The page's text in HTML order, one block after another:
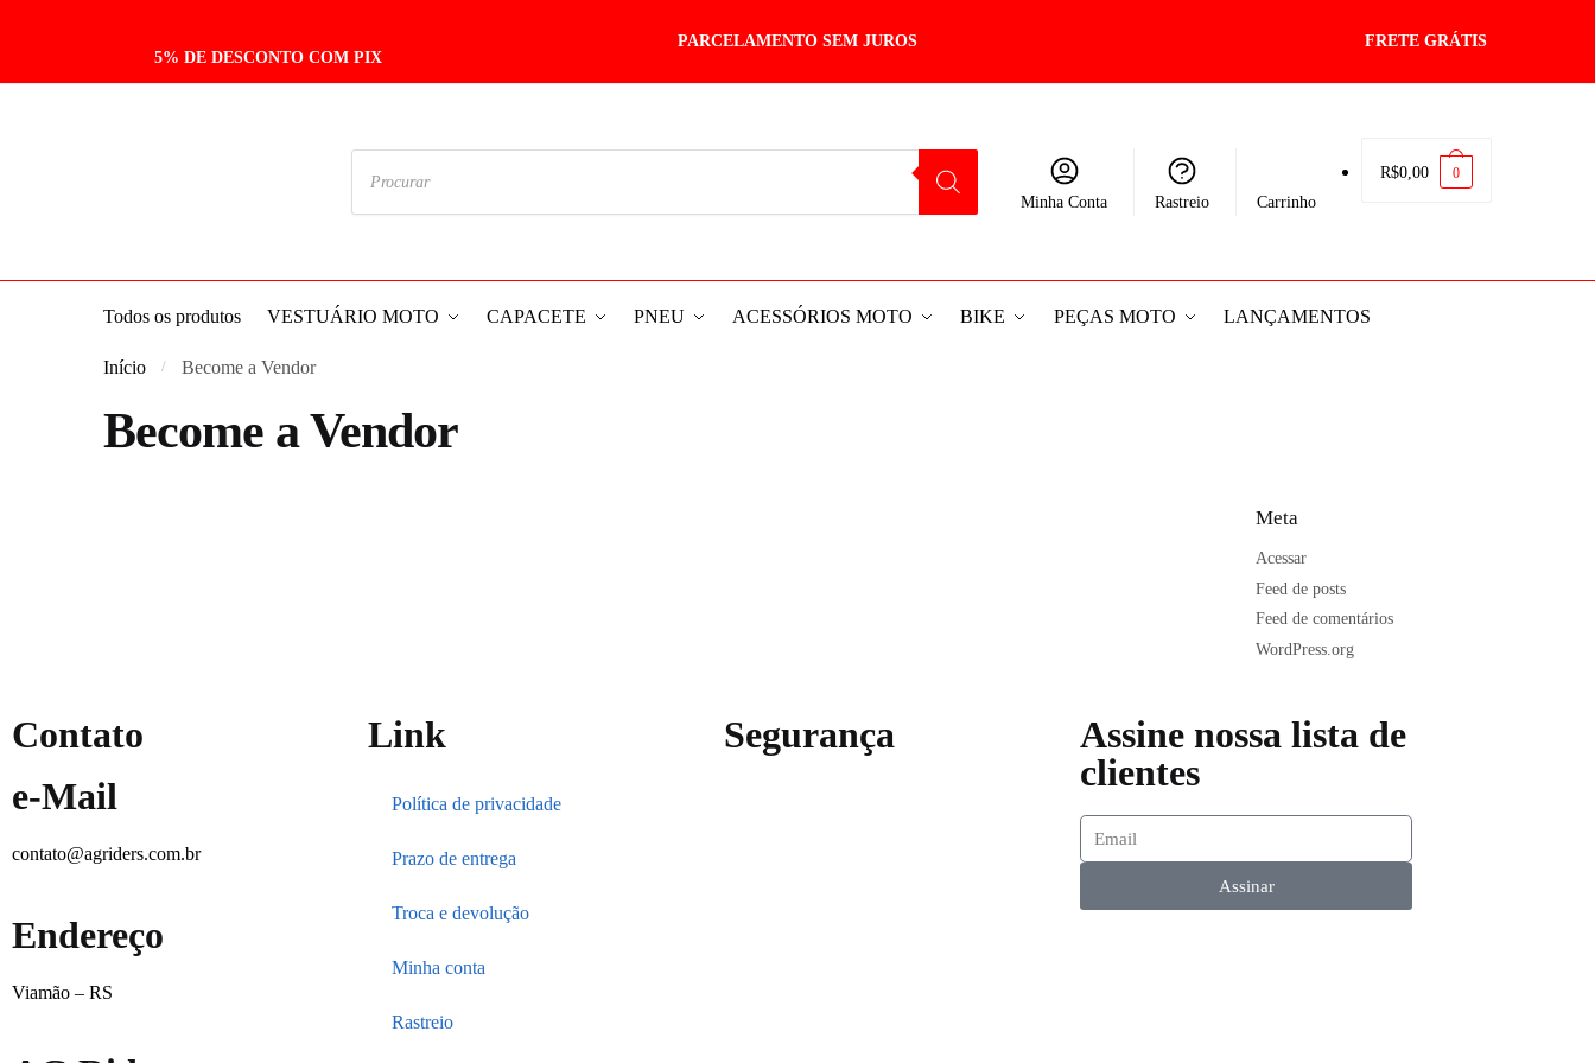
5% DE DESCONTO COM PIX
PARCELAMENTO SEM JUROS FRETE GRÁTIS
Minha Conta Rastreio Carrinho
R$0,00 0
Todos os produtos VESTUÁRIO MOTO CAPACETE PNEU ACESSÓRIOS MOTO BIKE PEÇAS MOTO LANÇAMENTOS
Início / Become a Vendor
Become a Vendor
Meta
Acessar
Feed de posts
Feed de comentários
WordPress.org
Contato
e-Mail
contato@agriders.com.br
Endereço
Viamão – RS
Link
Política de privacidade
Prazo de entrega
Troca e devolução
Minha conta
Rastreio
Segurança
Assine nossa lista de
clientes
Assinar